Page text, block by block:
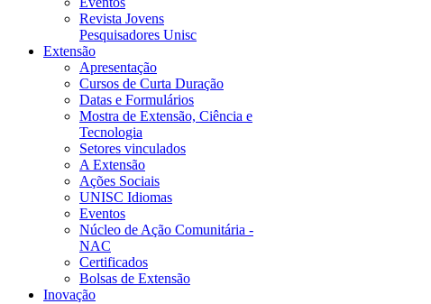
Revista Jovens
Pesquisadores Unisc
Extensão
Apresentação
Cursos de Curta Duração
Datas e Formulários
Mostra de Extensão, Ciência e
Tecnologia
Setores vinculados
A Extensão
Ações Sociais
UNISC Idiomas
Eventos
Núcleo de Ação Comunitária -
NAC
Certificados
Bolsas de Extensão
Inovação